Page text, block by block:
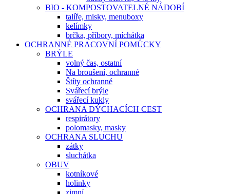
BIO - KOMPOSTOVATELNÉ NÁDOBÍ
talíře, misky, menuboxy
kelímky
brčka, příbory, míchátka
OCHRANNÉ PRACOVNÍ POMŮCKY
BRÝLE
volný čas, ostatní
Na broušení, ochranné
Štíty ochranné
Svářecí brýle
svářecí kukly
OCHRANA DÝCHACÍCH CEST
respirátory
polomasky, masky
OCHRANA SLUCHU
zátky
sluchátka
OBUV
kotníkové
holinky
zimní